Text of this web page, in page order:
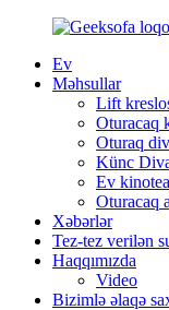
Ev
Məhsullar
Lift
Oturacaq
Oturaq
Künc
Ev
Oturacaq
Xəbərlər
Tez-tez verilən
Haqqımızda
Video
Bizimlə əlaqə